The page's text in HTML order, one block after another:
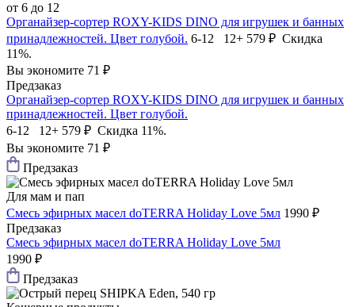
от 6 до 12
Органайзер-сортер ROXY-KIDS DINO для игрушек и банных
принадлежностей. Цвет голубой. 6-12 12+ 579 ₽ Скидка
11%.
Вы экономите 71 ₽
Предзаказ
Органайзер-сортер ROXY-KIDS DINO для игрушек и банных
принадлежностей. Цвет голубой.
6-12 12+ 579 ₽ Скидка 11%.
Вы экономите 71 ₽
Предзаказ
Для мам и пап
Смесь эфирных масел doTERRA Holiday Love 5мл 1990 ₽
Предзаказ
Смесь эфирных масел doTERRA Holiday Love 5мл
1990 ₽
Предзаказ